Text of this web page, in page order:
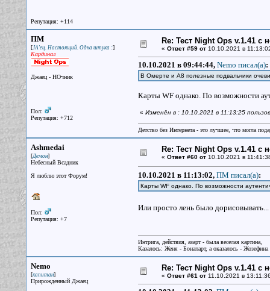
Репутация: +114
ПМ
[JA'ец. Настоящий. Одна штука :]
Кардинал
Джаец - НОчник
Пол:
Репутация: +712
Re: Тест Night Ops v.1.41 с
« Ответ #59 от10.10.2021 в
10.10.2021 в 09:44:44, Nemo писал(a):
В Омерте и А8 полезные подвальчики
Карты WF однако. По возможности
« Изменён в : 10.10.2021 в 11:13:25
Детство без Интернета - это лучшее, что могла
Ashmedai
[Демон]
Небесный Всадник
Я люблю этот Форум!
Пол:
Репутация: +7
Re: Тест Night Ops v.1.41 с
« Ответ #60 от10.10.2021 в
10.10.2021 в 11:13:02, ПМ писал(a):
Карты WF однако. По возможности
Или просто лень было дорисовывать...
Интрига, действия, азарт - была веселая картина,
Казалось: Женя - Бонапарт, а оказалось - Жозефина
Nemo
[капитан]
Прирожденный Джаец
Re: Тест Night Ops v.1.41 с
« Ответ #61 от11.10.2021 в